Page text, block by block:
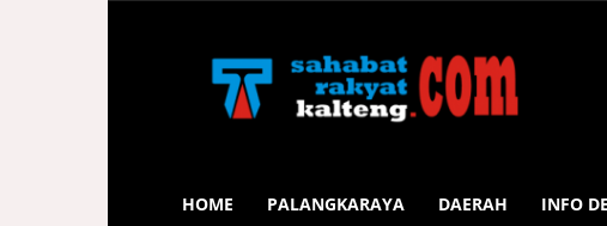
Rakyat
Kalteng
HOME PALANGKARAYA DAERAH INFO